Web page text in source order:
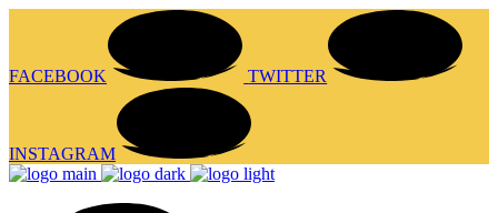
FACEBOOK TWITTER
INSTAGRAM